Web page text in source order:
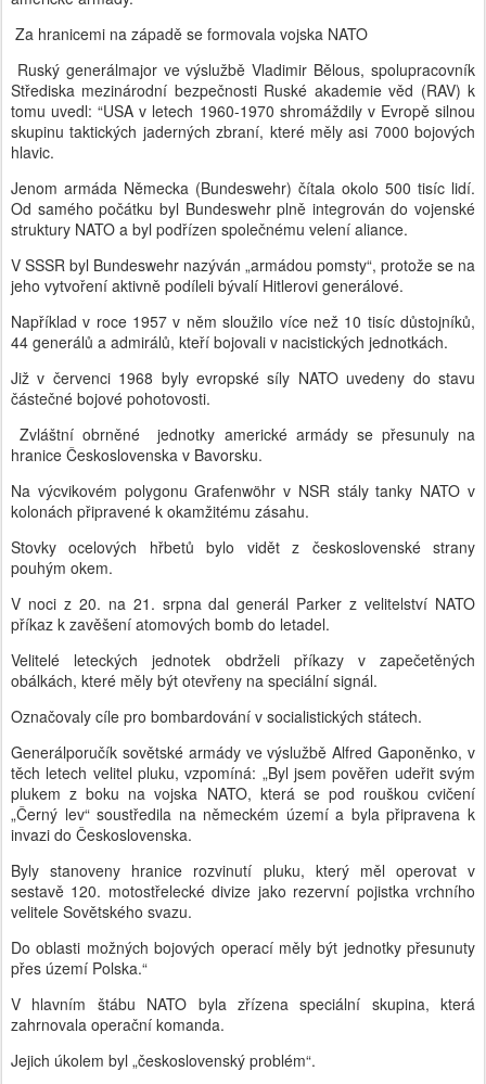
Za hranicemi na západě se formovala vojska NATO
Ruský generálmajor ve výslužbě Vladimir Bělous, spolupracovník
Střediska mezinárodní bezpečnosti Ruské akademie věd (RAV) k
tomu uvedl: “USA v letech 1960-1970 shromáždily v Evropě silnou
skupinu taktických jaderných zbraní, které měly asi 7000 bojových
hlavic.
Jenom armáda Německa (Bundeswehr) čítala okolo 500 tisíc lidí.
Od samého počátku byl Bundeswehr plně integrován do vojenské
struktury NATO a byl podřízen společnému velení aliance.
V SSSR byl Bundeswehr nazýván „armádou pomsty“, protože se na
jeho vytvoření aktivně podíleli bývalí Hitlerovi generálové.
Například v roce 1957 v něm sloužilo více než 10 tisíc důstojníků,
44 generálů a admirálů, kteří bojovali v nacistických jednotkách.
Již v červenci 1968 byly evropské síly NATO uvedeny do stavu
částečné bojové pohotovosti.
Zvláštní obrněné jednotky americké armády se přesunuly na
hranice Československa v Bavorsku.
Na výcvikovém polygonu Grafenwöhr v NSR stály tanky NATO v
kolonách připravené k okamžitému zásahu.
Stovky ocelových hřbetů bylo vidět z československé strany
pouhým okem.
V noci z 20. na 21. srpna dal generál Parker z velitelství NATO
příkaz k zavěšení atomových bomb do letadel.
Velitelé leteckých jednotek obdrželi příkazy v zapečetěných
obálkách, které měly být otevřeny na speciální signál.
Označovaly cíle pro bombardování v socialistických státech.
Generálporučík sovětské armády ve výslužbě Alfred Gaponěnko, v
těch letech velitel pluku, vzpomíná: „Byl jsem pověřen udeřit svým
plukem z boku na vojska NATO, která se pod rouškou cvičení
„Černý lev“ soustředila na německém území a byla připravena k
invazi do Československa.
Byly stanoveny hranice rozvinutí pluku, který měl operovat v
sestavě 120. motostřelecké divize jako rezervní pojistka vrchního
velitele Sovětského svazu.
Do oblasti možných bojových operací měly být jednotky přesunuty
přes území Polska.“
V hlavním štábu NATO byla zřízena speciální skupina, která
zahrnovala operační komanda.
Jejich úkolem byl „československý problém“.